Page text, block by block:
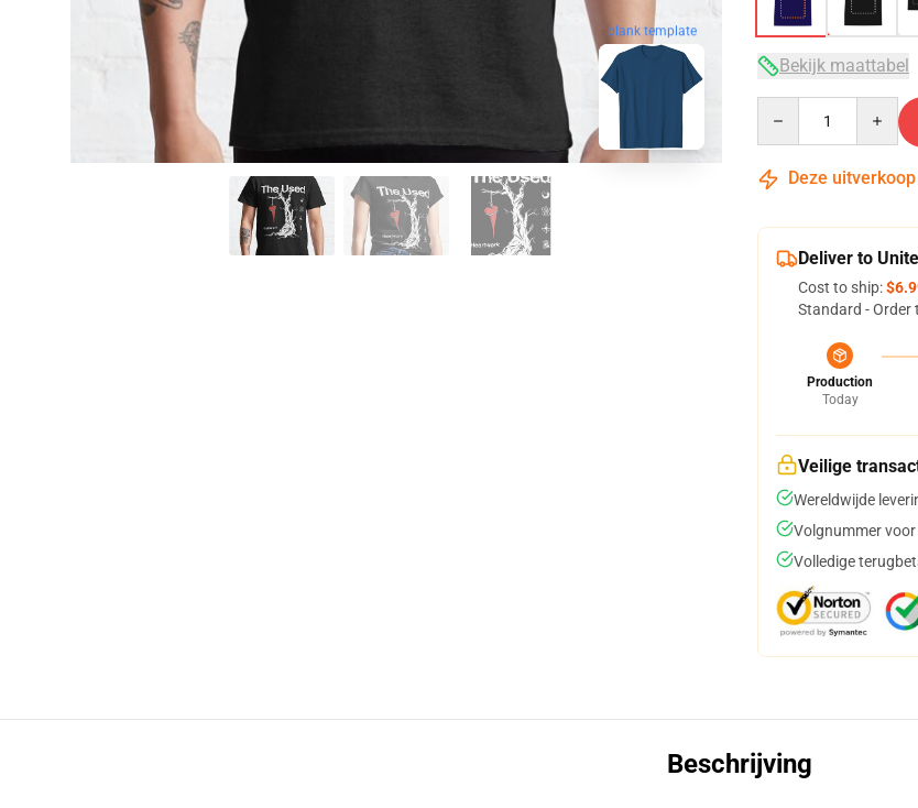
blank template
Bekijk maattabel
Deze
Deliver to
Cost to ship:
Standard - Order
Production
Today
Veilige
Wereldwijde
Volgnummer
Volledige
Beschrijving